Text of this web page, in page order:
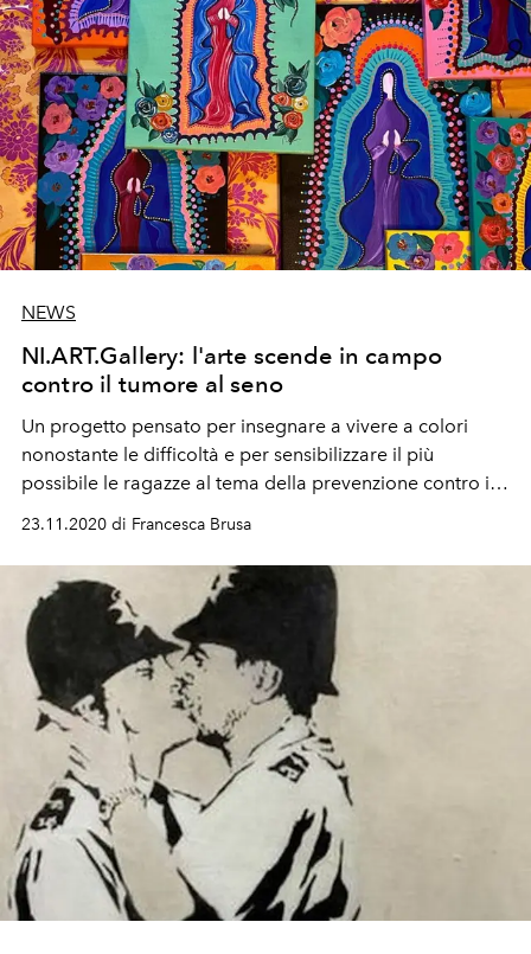
NEWS
NI.ART.Gallery: l'arte scende in campo
contro il tumore al seno
Un progetto pensato per insegnare a vivere a colori
nonostante le difficoltà e per sensibilizzare il più
possibile le ragazze al tema della prevenzione contro il
tumore al seno
23.11.2020 di Francesca Brusa